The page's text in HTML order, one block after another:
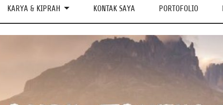
KARYA & KIPRAH KONTAK SAYA PORTOFOLIO